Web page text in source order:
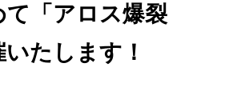
て「アロス爆裂
たします！